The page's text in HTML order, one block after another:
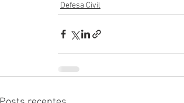
Defesa Civil